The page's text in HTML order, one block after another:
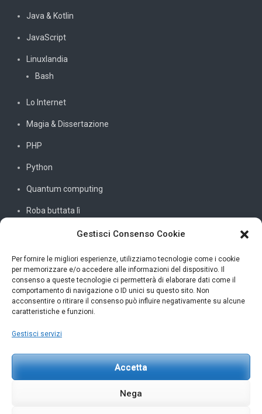
Gestisci Consenso Cookie
Per fornire le migliori esperienze, utilizziamo tecnologie come i cookie
per memorizzare e/o accedere alle informazioni del dispositivo. Il
consenso a queste tecnologie ci permetterà di elaborare dati come il
comportamento di navigazione o ID unici su questo sito. Non
acconsentire o ritirare il consenso può influire negativamente su alcune
caratteristiche e funzioni.
Gestisci servizi
Accetta
Nega
Java & Kotlin
JavaScript
Linuxlandia
Bash
Lo Internet
Magia & Dissertazione
PHP
Python
Quantum computing
Roba buttata lì
Windowssiamo
C#
INFORMAZIONI UTILI